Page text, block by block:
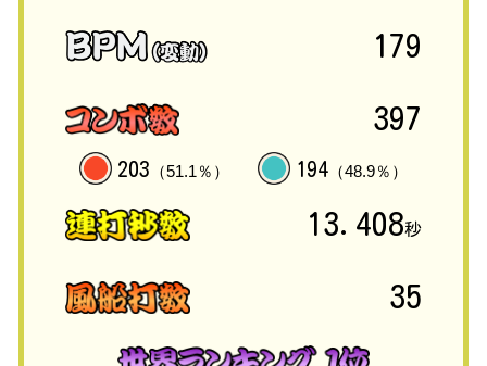
179
397
203 （51.1％） 194（48.9％）
13.408秒
35